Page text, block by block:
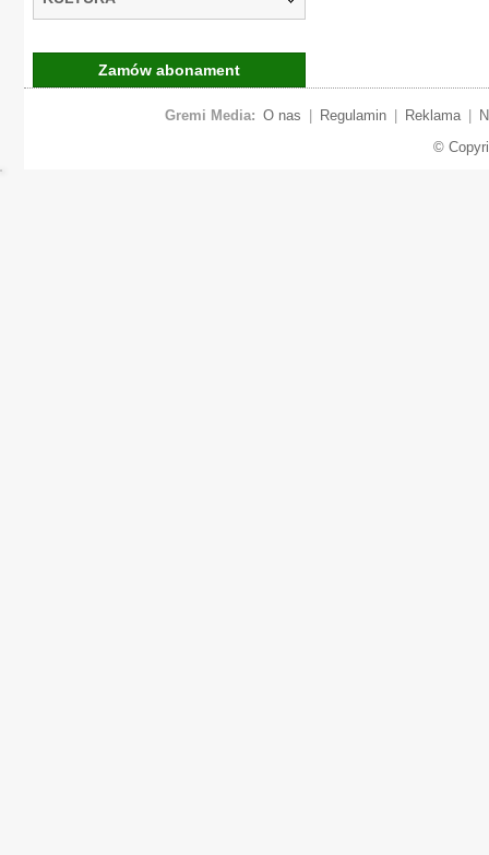
Zamów abonament
Gremi Media: O nas Regulamin Reklama
©